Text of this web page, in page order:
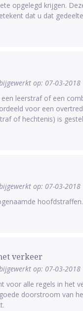
opgelegd krijgen.
dat u dat
op: 07-03-2018
leerstraf of een
voor een
of hechtenis) is
op: 07-03-2018
verkeer
op: 07-03-2018
voor alle regels in het
doorstroom van